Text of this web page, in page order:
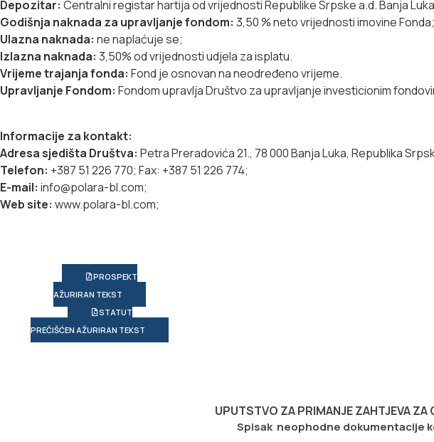
Depozitar: Centralni registar hartija od vrijednosti Republike Srpske a.d. Banja
Godišnja naknada za upravljanje fondom: 3,50 % neto vrijednosti imovine Fonda;
Ulazna naknada: ne naplaćuje se;
Izlazna naknada: 3,50% od vrijednosti udjela za isplatu.
Vrijeme trajanja fonda: Fond je osnovan na neodređeno vrijeme.
Upravljanje Fondom: Fondom upravlja Društvo za upravljanje investicionim
Informacije za kontakt:
Adresa sjedišta Društva: Petra Preradovića 21., 78 000 Banja Luka, Republika
Telefon: +387 51 226 770; Fax: +387 51 226 774;
E-mail: info@polara-bl.com;
Web site: www.polara-bl.com;
PROSPEKT
AŽURIRAN TEKST
STATUT
PREČIŠĆEN AŽURIRAN TEKST
UPUTSTVO ZA PRIMANJE ZAHTJEVA
Spisak neophodne dokumentacije